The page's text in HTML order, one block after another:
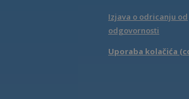
Izjava o odricanju od
odgovornosti
Uporaba kolačića